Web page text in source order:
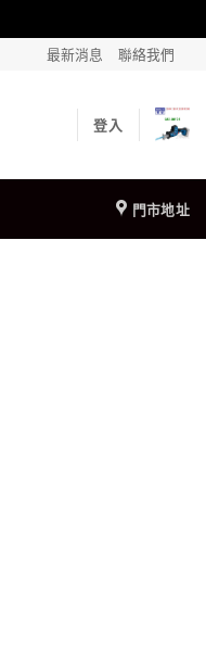
最新消息 聯絡我們
登入
門市地址